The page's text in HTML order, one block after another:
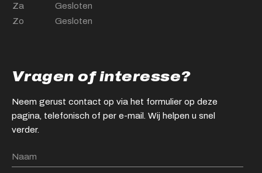
Za
Gesloten
Zo
Gesloten
Vragen of interesse?
Neem gerust contact op via het formulier op deze
pagina, telefonisch of per e-mail. Wij helpen u snel
verder.